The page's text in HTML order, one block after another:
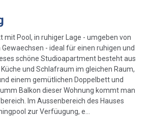
mit Pool, in ruhiger Lage - umgeben von
- ideal für einen ruhigen und
schöne Studioapartment besteht aus
und Schlafraum im gleichen Raum,
einem gemütlichen Doppelbett und
Balkon dieser Wohnung kommt man
Im Aussenbereich des Hauses
zur Verfüugung, e...